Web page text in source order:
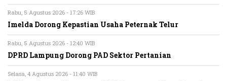
Rabu, 5 Agustus 2026 - 17:26 WIB
Imelda Dorong Kepastian Usaha Peternak Telur
Rabu, 5 Agustus 2026 - 12:40 WIB
DPRD Lampung Dorong PAD Sektor Pertanian
Selasa, 4 Agustus 2026 - 11:40 WIB